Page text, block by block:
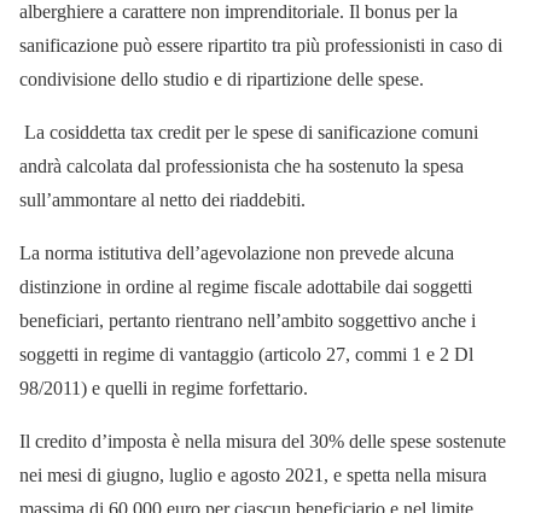
alberghiere a carattere non imprenditoriale. Il bonus per la
sanificazione può essere ripartito tra più professionisti in caso di
condivisione dello studio e di ripartizione delle spese.
La cosiddetta tax credit per le spese di sanificazione comuni
andrà calcolata dal professionista che ha sostenuto la spesa
sull’ammontare al netto dei riaddebiti.
La norma istitutiva dell’agevolazione non prevede alcuna
distinzione in ordine al regime fiscale adottabile dai soggetti
beneficiari, pertanto rientrano nell’ambito soggettivo anche i
soggetti in regime di vantaggio (articolo 27, commi 1 e 2 Dl
98/2011) e quelli in regime forfettario.
Il credito d’imposta è nella misura del 30% delle spese sostenute
nei mesi di giugno, luglio e agosto 2021, e spetta nella misura